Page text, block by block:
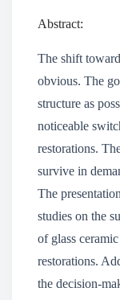
Abstract:
The shift
obvious. The
structure as
noticeable
restorations.
survive in
The
studies on the
of glass
restorations.
the decision-